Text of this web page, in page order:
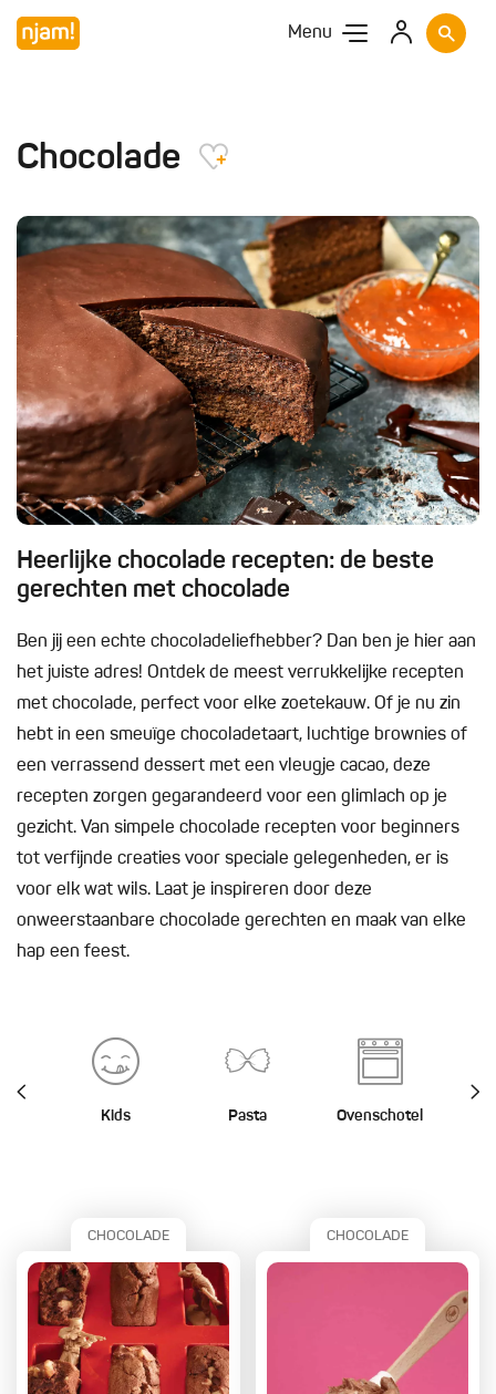
Menu
Chocolade
Heerlijke chocolade recepten: de beste
gerechten met chocolade
Ben jij een echte chocoladeliefhebber? Dan ben je hier aan
het juiste adres! Ontdek de meest verrukkelijke recepten
met chocolade, perfect voor elke zoetekauw. Of je nu zin
hebt in een smeuïge chocoladetaart, luchtige brownies of
een verrassend dessert met een vleugje cacao, deze
recepten zorgen gegarandeerd voor een glimlach op je
gezicht. Van simpele chocolade recepten voor beginners
tot verfijnde creaties voor speciale gelegenheden, er is
voor elk wat wils. Laat je inspireren door deze
onweerstaanbare chocolade gerechten en maak van elke
hap een feest.
Kids Pasta Ovenschotel
CHOCOLADE CHOCOLADE